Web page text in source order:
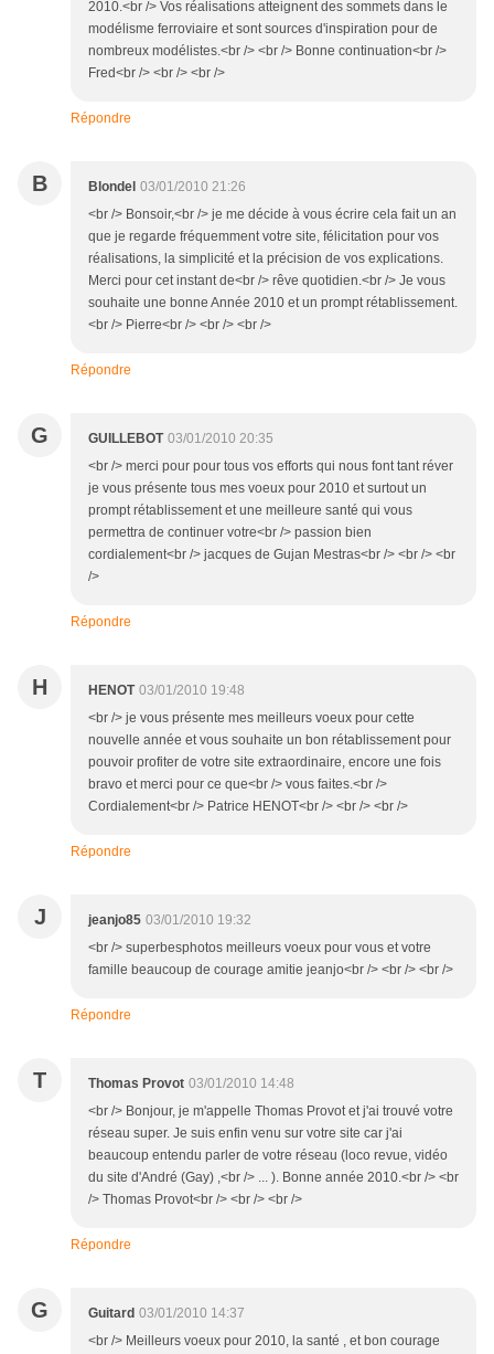
2010.<br /> Vos réalisations atteignent des sommets dans le
modélisme ferroviaire et sont sources d'inspiration pour de
nombreux modélistes.<br /> <br /> Bonne continuation<br />
Fred<br /> <br /> <br />
Répondre
B Blondel 03/01/2010 21:26
<br /> Bonsoir,<br /> je me décide à vous écrire cela fait un an
que je regarde fréquemment votre site, félicitation pour vos
réalisations, la simplicité et la précision de vos explications.
Merci pour cet instant de<br /> rêve quotidien.<br /> Je vous
souhaite une bonne Année 2010 et un prompt rétablissement.
<br /> Pierre<br /> <br /> <br />
Répondre
G GUILLEBOT 03/01/2010 20:35
<br /> merci pour pour tous vos efforts qui nous font tant réver
je vous présente tous mes voeux pour 2010 et surtout un
prompt rétablissement et une meilleure santé qui vous
permettra de continuer votre<br /> passion bien
cordialement<br /> jacques de Gujan Mestras<br /> <br /> <br
/>
Répondre
H HENOT 03/01/2010 19:48
<br /> je vous présente mes meilleurs voeux pour cette
nouvelle année et vous souhaite un bon rétablissement pour
pouvoir profiter de votre site extraordinaire, encore une fois
bravo et merci pour ce que<br /> vous faites.<br />
Cordialement<br /> Patrice HENOT<br /> <br /> <br />
Répondre
J jeanjo85 03/01/2010 19:32
<br /> superbesphotos meilleurs voeux pour vous et votre
famille beaucoup de courage amitie jeanjo<br /> <br /> <br />
Répondre
T Thomas Provot 03/01/2010 14:48
<br /> Bonjour, je m'appelle Thomas Provot et j'ai trouvé votre
réseau super. Je suis enfin venu sur votre site car j'ai
beaucoup entendu parler de votre réseau (loco revue, vidéo
du site d'André (Gay) ,<br /> ... ). Bonne année 2010.<br /> <br
/> Thomas Provot<br /> <br /> <br />
Répondre
G Guitard 03/01/2010 14:37
<br /> Meilleurs voeux pour 2010, la santé , et bon courage